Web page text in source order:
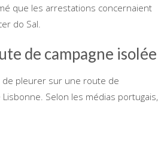
que les arrestations concernaient
do Sal.
de campagne isolée
pleurer sur une route de
Selon les médias portugais,